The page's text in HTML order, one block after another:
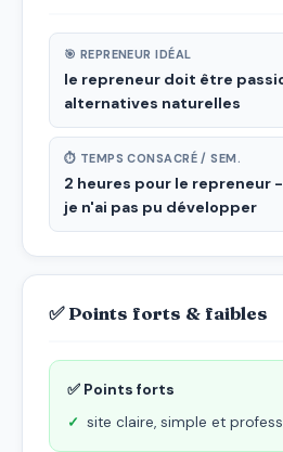
🎯 REPRENEUR IDÉAL
le repreneur doit être
alternatives naturelles
⏱ TEMPS CONSACRÉ / SEM.
2 heures pour le repreneur
je n'ai pas pu développer
✅ Points forts & faibles
✅ Points forts
site claire, simple et